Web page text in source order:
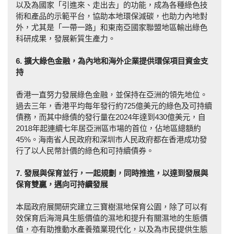
以及為國家「引進來、走出去」的功能，成為各種綠色技
術和產品的示範平台，協助本地環保減碳，也助力內地對
外，尤其是「一帶一路」和東南亞國家聯盟地區輸出綠色
科研成果，發展新質生產力。
6. 擴大綠色金融，為內地和海外企業提供環保項目資金支
持
香港一直努力發展綠色金融，並保持在亞洲的領先地位。
過去三年，香港平均每年發行約725億美元的綠色及可持續
債務，而其中綠債的發行量在2024年達到430億美元，自
2018年起連續七年居亞洲區市場的首位，佔地區總額約
45%。海南省人民政府和深圳市人民政府都在香港成功發
行了以人民幣計價的綠色和可持續債券。
7. 發展與保育並行，一起規劃，同時推進，以達到發展與
保育雙贏，邁向可持續發展
本屆政府展開研究建立三寶樹濕地保育公園，除了可以有
效保育后海灣具生態價值的濕地和提升有關濕地的生態價
值，亦有助推動水產養殖業現代化，以及為市民提供生態